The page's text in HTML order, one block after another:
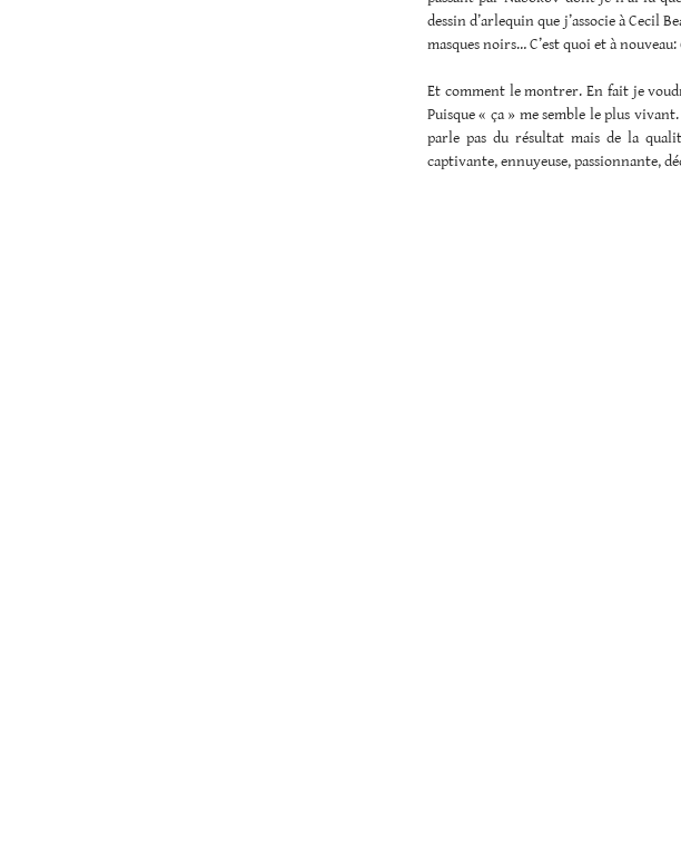
dessin d’arlequin que j’associe à Cecil
masques noirs… C’est quoi et à nouveau:
Et comment le montrer. En fait je
Puisque « ça » me semble le plus
parle pas du résultat mais de la
captivante, ennuyeuse, passionnante,